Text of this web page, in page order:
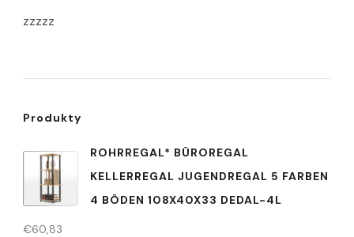
zzzzz
Produkty
ROHRREGAL* BÜROREGAL
KELLERREGAL JUGENDREGAL 5 FARBEN
4 BÖDEN 108X40X33 DEDAL-4L
€60,83